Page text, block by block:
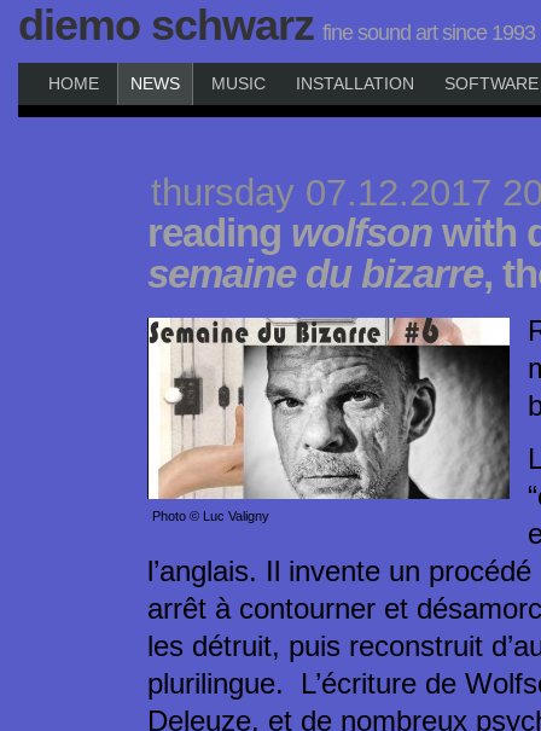
diemo schwarz fine sound art since 1993
HOME NEWS MUSIC INSTALLATION SOFTWARE
thursday 07.12.2017
reading wolfson with
semaine du bizarre,
Photo © Luc Valigny
l’anglais. Il invente un
arrêt à contourner et
les détruit, puis reconstruit
plurilingue. L’écriture de
Deleuze, et de nombreux